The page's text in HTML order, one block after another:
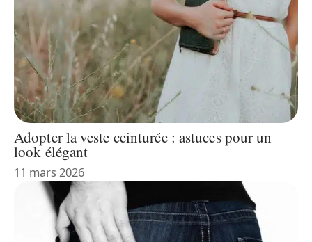
Adopter la veste ceinturée : astuces pour un
look élégant
11 mars 2026